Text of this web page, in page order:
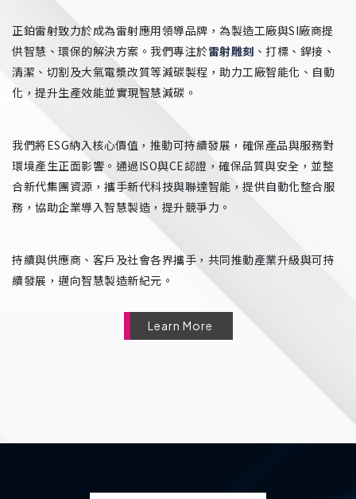
正鉑雷射致力於成為雷射應用領導品牌，為製造工廠與SI廠商提
供智慧、環保的解決方案。我們專注於雷射雕刻 、打標、銲接、
清潔、切割及大氣電漿改質等減碳製程，助力工廠智能化、自動
化，提升生產效能並實現智慧減碳。
我們將ESG納入核心價值，推動可持續發展，確保產品與服務對
環境產生正面影響。通過ISO與CE認證，確保品質與安全，並整
合新代集團資源，攜手新代科技與聯達智能，提供自動化整合服
務，協助企業導入智慧製造，提升競爭力。
持續與供應商、客戶及社會各界攜手，共同推動產業升級與可持
續發展，邁向智慧製造新紀元。
Learn More